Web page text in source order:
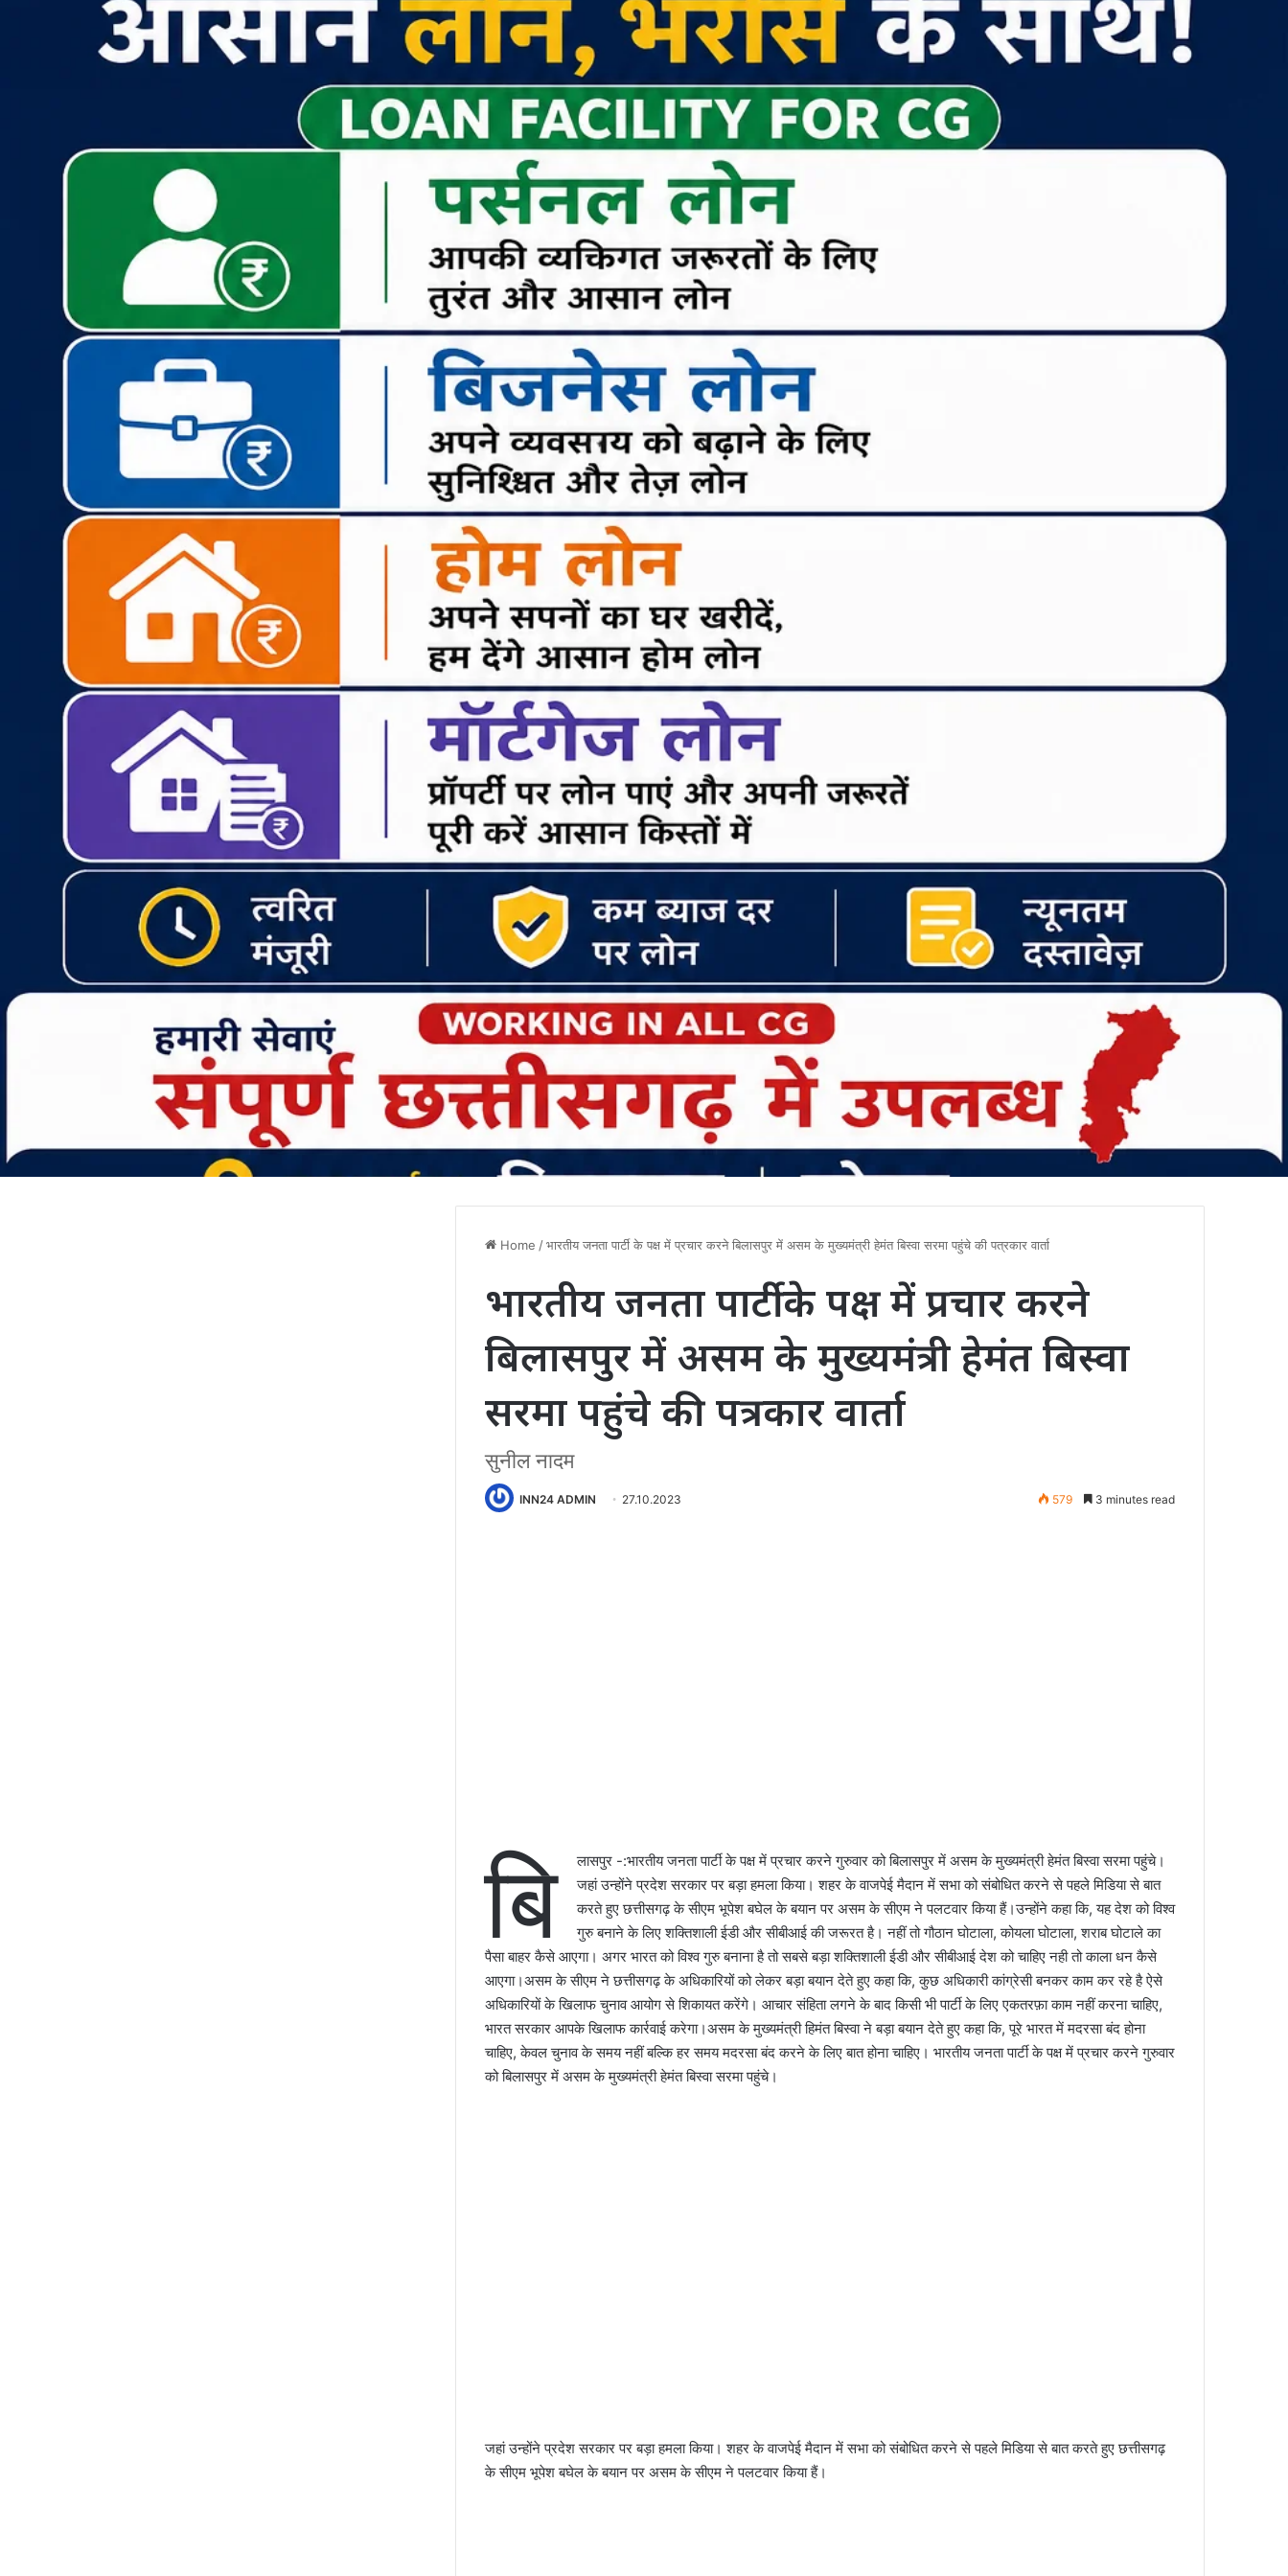
Home /भारतीय जनता पार्टी के पक्ष में प्रचार करने बिलासपुर में असम के मुख्यमंत्री हेमंत बिस्वा सरमा पहुंचे की पत्रकार वार्ता
भारतीय जनता पार्टी के पक्ष में प्रचार करने
बिलासपुर में असम के मुख्यमंत्री हेमंत बिस्वा
सरमा पहुंचे की पत्रकार वार्ता
सुनील नादम
INN24 ADMIN 27.10.2023 579 3 minutes read
बि
लासपुर -:भारतीय जनता पार्टी के पक्ष में प्रचार करने गुरुवार को बिलासपुर में असम के मुख्यमंत्री हेमंत बिस्वा सरमा पहुंचे।
जहां उन्होंने प्रदेश सरकार पर बड़ा हमला किया। शहर के वाजपेई मैदान में सभा को संबोधित करने से पहले मिडिया से बात
करते हुए छत्तीसगढ़ के सीएम भूपेश बघेल के बयान पर असम के सीएम ने पलटवार किया हैं।उन्होंने कहा कि, यह देश को विश्व
गुरु बनाने के लिए शक्तिशाली ईडी और सीबीआई की जरूरत है। नहीं तो गौठान घोटाला, कोयला घोटाला, शराब घोटाले का
पैसा बाहर कैसे आएगा। अगर भारत को विश्व गुरु बनाना है तो सबसे बड़ा शक्तिशाली ईडी और सीबीआई देश को चाहिए नही तो काला धन कैसे
आएगा।असम के सीएम ने छत्तीसगढ़ के अधिकारियों को लेकर बड़ा बयान देते हुए कहा कि, कुछ अधिकारी कांग्रेसी बनकर काम कर रहे है ऐसे
अधिकारियों के खिलाफ चुनाव आयोग से शिकायत करेंगे। आचार संहिता लगने के बाद किसी भी पार्टी के लिए एकतरफ़ा काम नहीं करना चाहिए,
भारत सरकार आपके खिलाफ कार्रवाई करेगा।असम के मुख्यमंत्री हिमंत बिस्वा ने बड़ा बयान देते हुए कहा कि, पूरे भारत में मदरसा बंद होना
चाहिए, केवल चुनाव के समय नहीं बल्कि हर समय मदरसा बंद करने के लिए बात होना चाहिए। भारतीय जनता पार्टी के पक्ष में प्रचार करने गुरुवार
को बिलासपुर में असम के मुख्यमंत्री हेमंत बिस्वा सरमा पहुंचे।
जहां उन्होंने प्रदेश सरकार पर बड़ा हमला किया। शहर के वाजपेई मैदान में सभा को संबोधित करने से पहले मिडिया से बात करते हुए छत्तीसगढ़
के सीएम भूपेश बघेल के बयान पर असम के सीएम ने पलटवार किया हैं।